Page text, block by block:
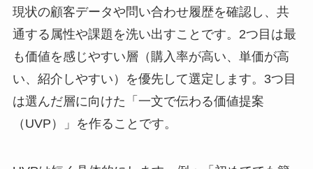
現状の顧客データや問い合わせ履歴を確認し、共
通する属性や課題を洗い出すことです。2つ目は最
も価値を感じやすい層（購入率が高い、単価が高
い、紹介しやすい）を優先して選定します。3つ目
は選んだ層に向けた「一文で伝わる価値提案
（UVP）」を作ることです。